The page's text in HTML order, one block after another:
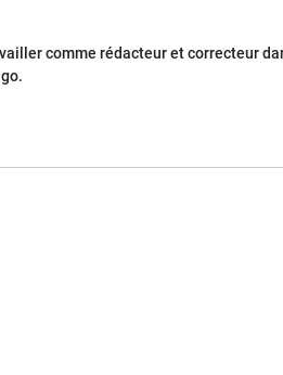
comme rédacteur et correcteur